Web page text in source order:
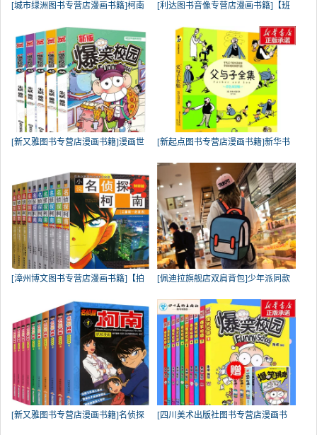
[城市绿洲图书专营店漫画书籍]柯南 [利达图书音像专营店漫画书籍]【班
[新又雅图书专营店漫画书籍]漫画世 [新起点图书专营店漫画书籍]新华书
[漳州博文图书专营店漫画书籍]【拍 [佩迪拉旗舰店双肩背包]少年派同款
[新又雅图书专营店漫画书籍]名侦探 [四川美术出版社图书专营店漫画书